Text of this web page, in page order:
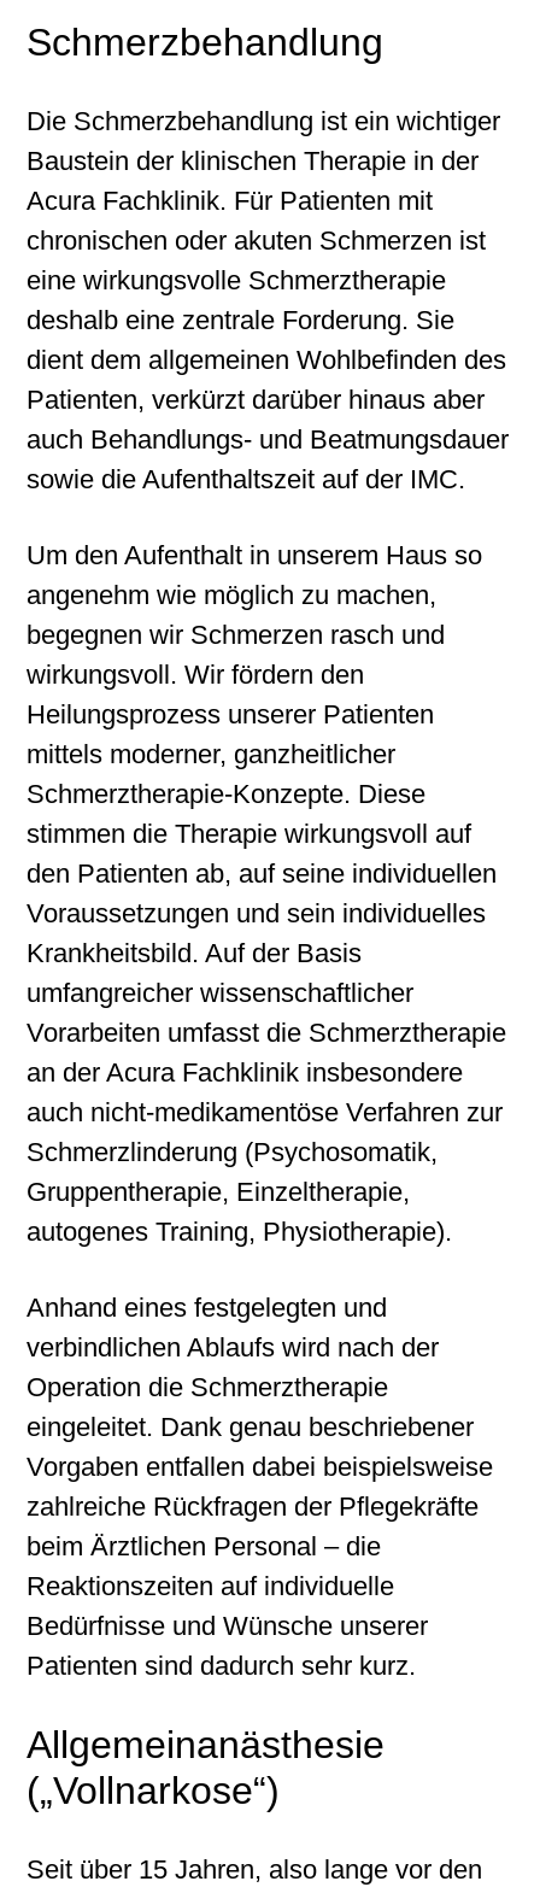
Schmerzbehandlung
Die Schmerzbehandlung ist ein wichtiger
Baustein der klinischen Therapie in der
Acura Fachklinik. Für Patienten mit
chronischen oder akuten Schmerzen ist
eine wirkungsvolle Schmerztherapie
deshalb eine zentrale Forderung. Sie
dient dem allgemeinen Wohlbefinden des
Patienten, verkürzt darüber hinaus aber
auch Behandlungs- und Beatmungsdauer
sowie die Aufenthaltszeit auf der IMC.
Um den Aufenthalt in unserem Haus so
angenehm wie möglich zu machen,
begegnen wir Schmerzen rasch und
wirkungsvoll. Wir fördern den
Heilungsprozess unserer Patienten
mittels moderner, ganzheitlicher
Schmerztherapie-Konzepte. Diese
stimmen die Therapie wirkungsvoll auf
den Patienten ab, auf seine individuellen
Voraussetzungen und sein individuelles
Krankheitsbild. Auf der Basis
umfangreicher wissenschaftlicher
Vorarbeiten umfasst die Schmerztherapie
an der Acura Fachklinik insbesondere
auch nicht-medikamentöse Verfahren zur
Schmerzlinderung (Psychosomatik,
Gruppentherapie, Einzeltherapie,
autogenes Training, Physiotherapie).
Anhand eines festgelegten und
verbindlichen Ablaufs wird nach der
Operation die Schmerztherapie
eingeleitet. Dank genau beschriebener
Vorgaben entfallen dabei beispielsweise
zahlreiche Rückfragen der Pflegekräfte
beim Ärztlichen Personal – die
Reaktionszeiten auf individuelle
Bedürfnisse und Wünsche unserer
Patienten sind dadurch sehr kurz.
Allgemeinanästhesie
(„Vollnarkose“)
Seit über 15 Jahren, also lange vor den